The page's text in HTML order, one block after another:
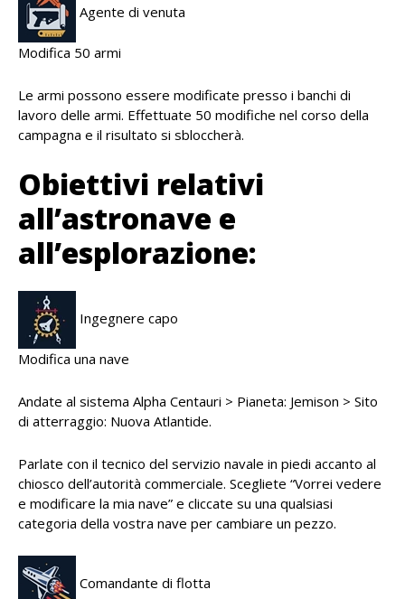
Agente di venuta
Modifica 50 armi
Le armi possono essere modificate presso i banchi di
lavoro delle armi. Effettuate 50 modifiche nel corso della
campagna e il risultato si sbloccherà.
Obiettivi relativi
all’astronave e
all’esplorazione:
Ingegnere capo
Modifica una nave
Andate al sistema Alpha Centauri > Pianeta: Jemison > Sito
di atterraggio: Nuova Atlantide.
Parlate con il tecnico del servizio navale in piedi accanto al
chiosco dell’autorità commerciale. Scegliete “Vorrei vedere
e modificare la mia nave” e cliccate su una qualsiasi
categoria della vostra nave per cambiare un pezzo.
Comandante di flotta